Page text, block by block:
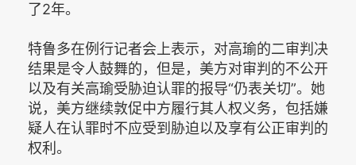
了2年。
特鲁多在例行记者会上表示，对高瑜的二审判决
结果是令人鼓舞的，但是，美方对审判的不公开
以及有关高瑜受胁迫认罪的报导“仍表关切”。她
说，美方继续敦促中方履行其人权义务，包括嫌
疑人在认罪时不应受到胁迫以及享有公正审判的
权利。